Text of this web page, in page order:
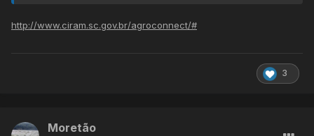
http://www.ciram.sc.gov.br/agroconnect/#
3
Moretão